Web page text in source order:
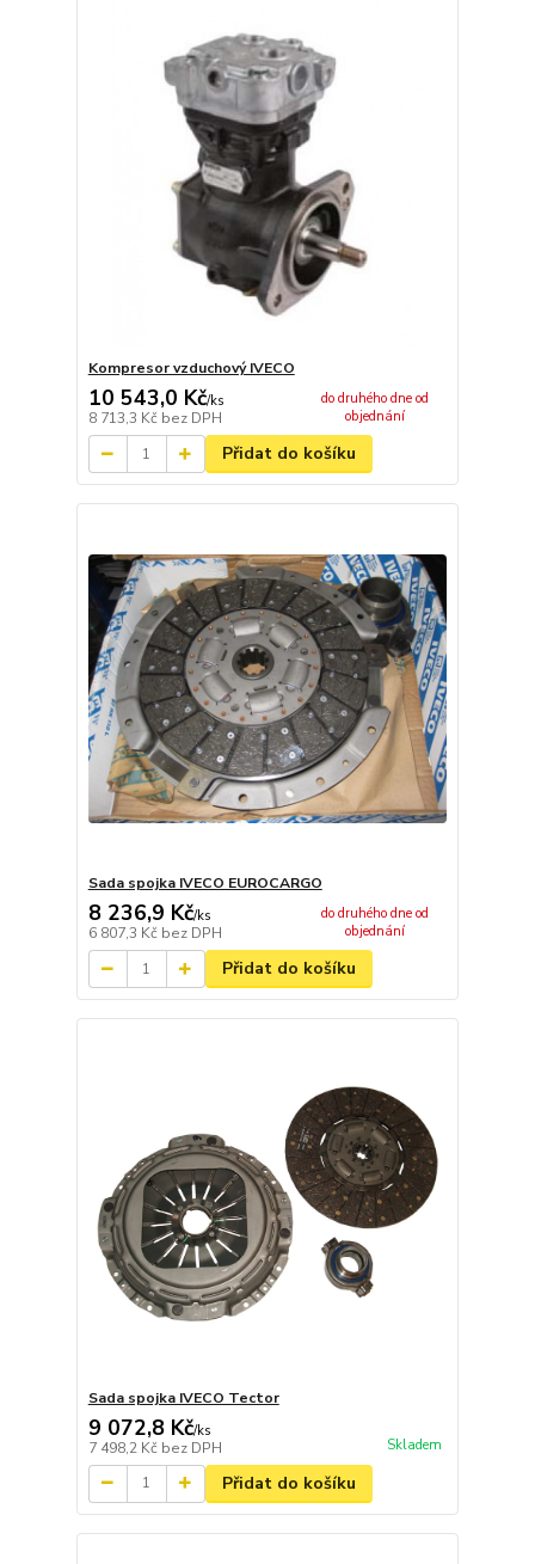
Kompresor vzduchový IVECO
10 543,0 Kč/ks
8 713,3 Kč bez DPH
do druhého dne od
objednání
Přidat do košíku
Sada spojka IVECO EUROCARGO
8 236,9 Kč/ks
6 807,3 Kč bez DPH
do druhého dne od
objednání
Přidat do košíku
Sada spojka IVECO Tector
9 072,8 Kč/ks
7 498,2 Kč bez DPH Skladem
Přidat do košíku